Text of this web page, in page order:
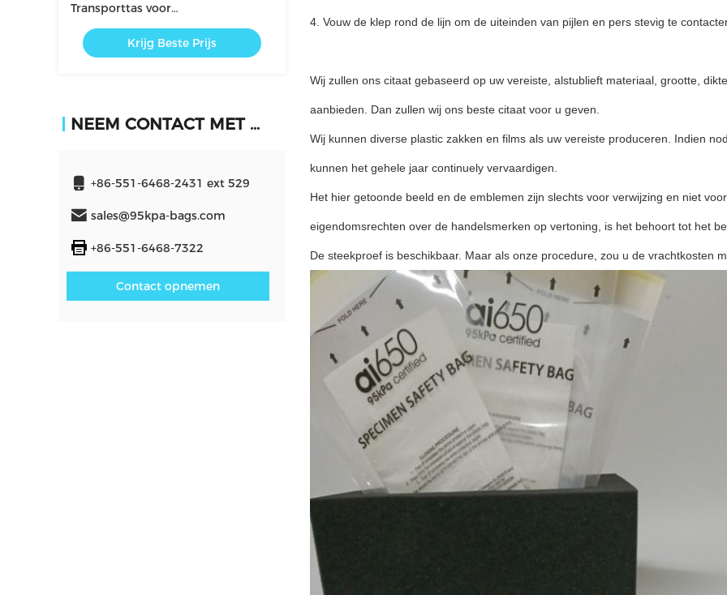
Transporttas voor
laboratoriummonsters
Krijg Beste Prijs
NEEM CONTACT MET ONS OP
+86-551-6468-2431 ext 529
sales@95kpa-bags.com
+86-551-6468-7322
Contact opnemen
4. Vouw de klep rond de lijn om de uiteinden van pijlen en pers stevig te
Wij zullen ons citaat gebaseerd op uw vereiste, alstublieft materiaal, grootte,
aanbieden. Dan zullen wij ons beste citaat voor u geven.
Wij kunnen diverse plastic zakken en films als uw vereiste produceren. Indien
kunnen het gehele jaar continuely vervaardigen.
Het hier getoonde beeld en de emblemen zijn slechts voor verwijzing en niet
eigendomsrechten over de handelsmerken op vertoning, is het behoort tot het
De steekproef is beschikbaar. Maar als onze procedure, zou u de vrachtkosten